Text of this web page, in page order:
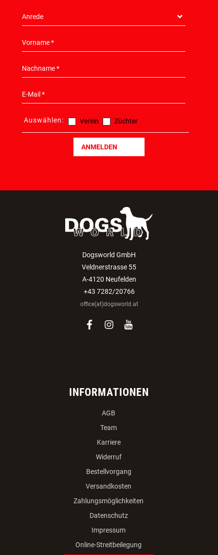
Auswählen: Verein Züchter
ANMELDEN
Dogsworld GmbH
Veldnerstrasse 55
A-4120 Neufelden
+43 7282/20766
office(at)dogsworld.at
facebook
instagram
youtube
INFORMATIONEN
AGB
Team
Karriere
Widerruf
Bestellvorgang
Versandkosten
Zahlungsmöglichkeiten
Datenschutz
Impressum
Online-Streitbeilegung